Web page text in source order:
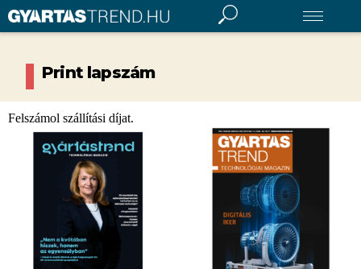
Magazin
Év Gyára
Rendezvény
TECHNOLÓGIA
GAZDASÁG
MŰVELT MÉRNÖK
Print lapszám
Felszámol szállítási díjat.